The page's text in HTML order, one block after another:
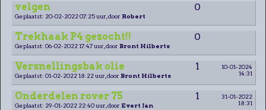
velgen 0
Geplaatst: 20-02-2022 07:25 uur, door Robert
Trekhaak P4 gezocht!! 0
Geplaatst: 06-02-2022 17:47 uur, door Bront Hilberts
Versnellingsbak olie 1
10-01-2024
14:31
Geplaatst: 01-02-2022 18:22 uur, door Bront Hilberts
Onderdelen rover 75 1
31-01-2022
18:31
Geplaatst: 29-01-2022 22:40 uur, door Evert Jan